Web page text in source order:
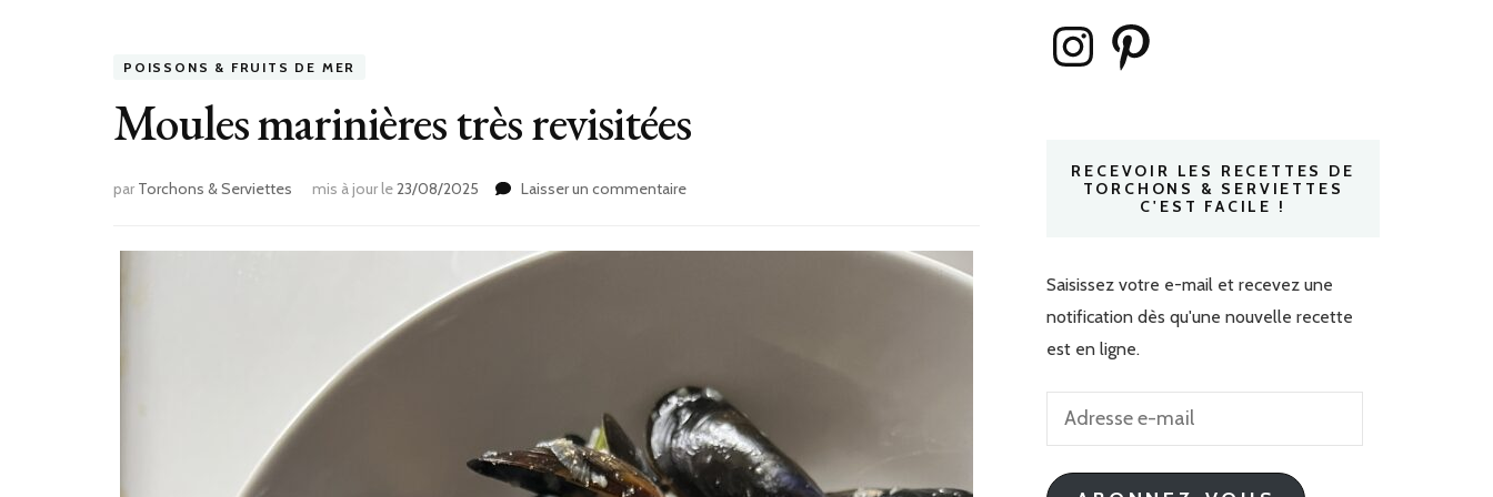
POISSONS & FRUITS DE MER
Moules marinières très revisitées
par Torchons & Serviettes mis à jour le23/08/2025 Laisser un commentairesur
très
InstagramPinterest
RECEVOIR LES RECETTES DE
TORCHONS & SERVIETTES
C'EST FACILE !
Saisissez votre e-mail et recevez une
notification dès qu'une nouvelle recette
est en ligne.
Adresse
mail